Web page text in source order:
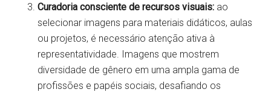
Curadoria consciente de recursos visuais: ao
selecionar imagens para materiais didáticos, aulas
ou projetos, é necessário atenção ativa à
representatividade. Imagens que mostrem
diversidade de gênero em uma ampla gama de
profissões e papéis sociais, desafiando os